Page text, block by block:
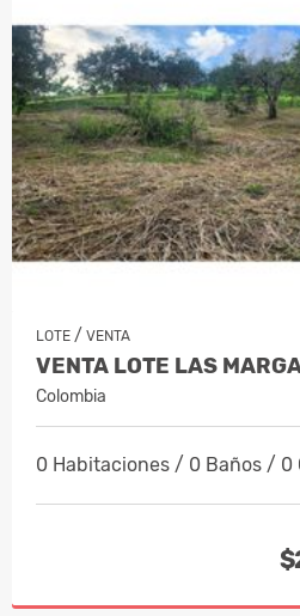
LOTE / VENTA
Colombia
0 Habitaciones / 0 Baños / 0